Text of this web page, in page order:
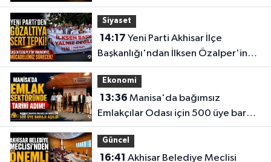
Siyaset
14:17
Başkanlığı'ndan İlksen Özalper'in
gözaltına alınmasına tepki
Ekonomi
13:36
Emlakçılar Odası için 500 üye barajı
aşıldı
Güncel
16:41